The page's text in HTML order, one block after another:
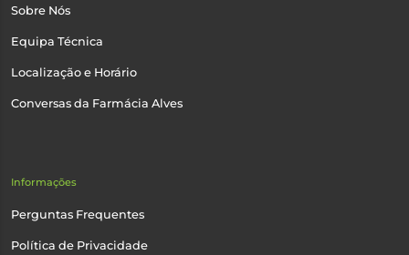
Sobre Nós
Equipa Técnica
Localização e Horário
Conversas da Farmácia Alves
Informações
Perguntas Frequentes
Política de Privacidade